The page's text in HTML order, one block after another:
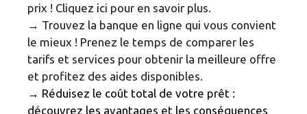
prix ! Cliquez ici pour en savoir plus.
→ Trouvez la banque en ligne qui vous convient
le mieux ! Prenez le temps de comparer les
tarifs et services pour obtenir la meilleure offre
et profitez des aides disponibles.
→ Réduisez le coût total de votre prêt :
découvrez les avantages et les conséquences